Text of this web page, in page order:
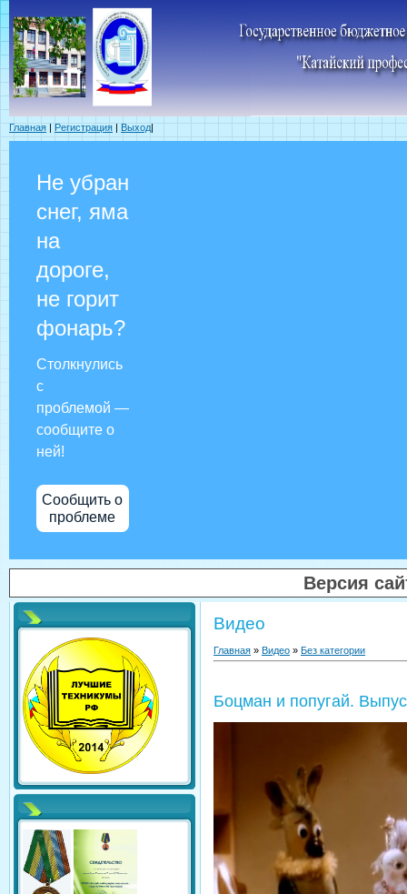
Главная | Регистрация | Выход|
Не убран
снег, яма
на
дороге,
не горит
фонарь?
Столкнулись
с
проблемой —
сообщите о
ней!
Сообщить о
проблеме
Версия
Видео
Главная » Видео » Без категории
Боцман и попугай.